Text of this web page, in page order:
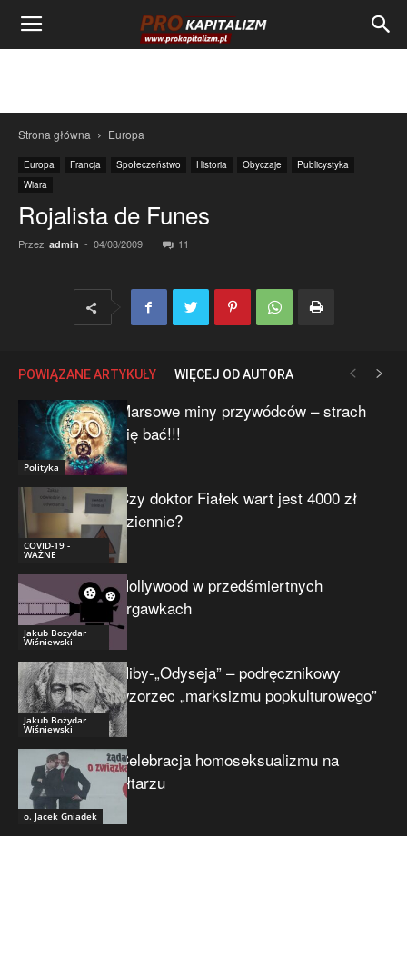
Strona główna Europa
Europa Francja Społeczeństwo Historia Obyczaje
Publicystyka
Wiara
Rojalista de Funes
Przez admin - 04/08/2009 11
POWIĄZANE ARTYKUŁY WIĘCEJ OD AUTORA
Polityka
Marsowe miny przywódców – strach
się bać!!!
COVID-19 -
WAŻNE
Czy doktor Fiałek wart jest 4000 zł
dziennie?
Jakub Bożydar
Wiśniewski
Hollywood w przedśmiertnych
drgawkach
Jakub Bożydar
Wiśniewski
Niby-„Odyseja” – podręcznikowy
wzorzec „marksizmu popkulturowego”
o. Jacek Gniadek
Celebracja homoseksualizmu na
ołtarzu